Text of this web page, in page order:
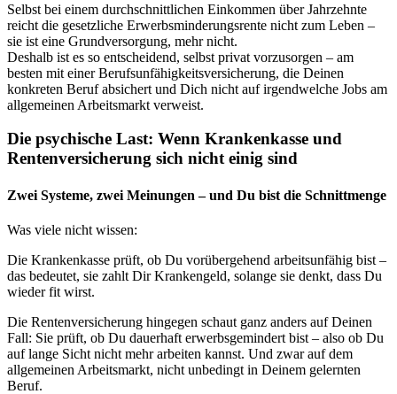
Selbst bei einem durchschnittlichen Einkommen über Jahrzehnte
reicht die gesetzliche Erwerbsminderungsrente nicht zum Leben –
sie ist eine Grundversorgung, mehr nicht.
Deshalb ist es so entscheidend, selbst privat vorzusorgen – am
besten mit einer Berufsunfähigkeitsversicherung, die Deinen
konkreten Beruf absichert und Dich nicht auf irgendwelche Jobs am
allgemeinen Arbeitsmarkt verweist.
Die psychische Last: Wenn Krankenkasse und
Rentenversicherung sich nicht einig sind
Zwei Systeme, zwei Meinungen – und Du bist die Schnittmenge
Was viele nicht wissen:
Die Krankenkasse prüft, ob Du vorübergehend arbeitsunfähig bist –
das bedeutet, sie zahlt Dir Krankengeld, solange sie denkt, dass Du
wieder fit wirst.
Die Rentenversicherung hingegen schaut ganz anders auf Deinen
Fall: Sie prüft, ob Du dauerhaft erwerbsgemindert bist – also ob Du
auf lange Sicht nicht mehr arbeiten kannst. Und zwar auf dem
allgemeinen Arbeitsmarkt, nicht unbedingt in Deinem gelernten
Beruf.